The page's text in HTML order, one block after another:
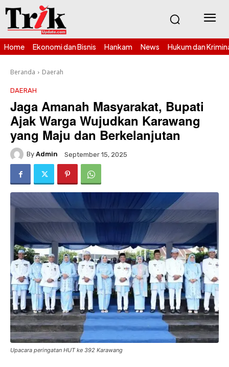
Home Ekonomi dan Bisnis Hankam News Hukum dan
Beranda Daerah
DAERAH
Jaga Amanah Masyarakat, Bupati
Ajak Warga Wujudkan Karawang
yang Maju dan Berkelanjutan
By Admin September 15, 2025
Upacara peringatan HUT ke 392 Karawang